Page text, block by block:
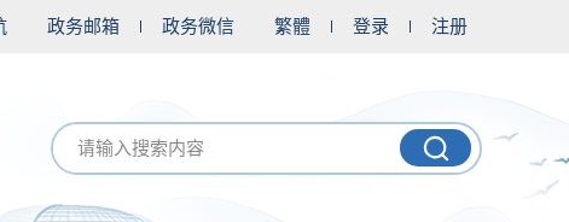
政务邮箱 政务微信 繁體 登录 注册